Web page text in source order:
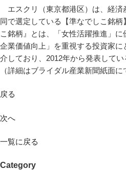
エスクリ（東京都港区）は、経済
同で選定している【準なでしこ銘
こ銘柄』とは、「女性活躍推進」
企業価値向上」を重視する投資家
介しており、2012年から発表してい
（詳細はブライダル産業新聞紙面に
戻る
次へ
一覧に戻る
Category